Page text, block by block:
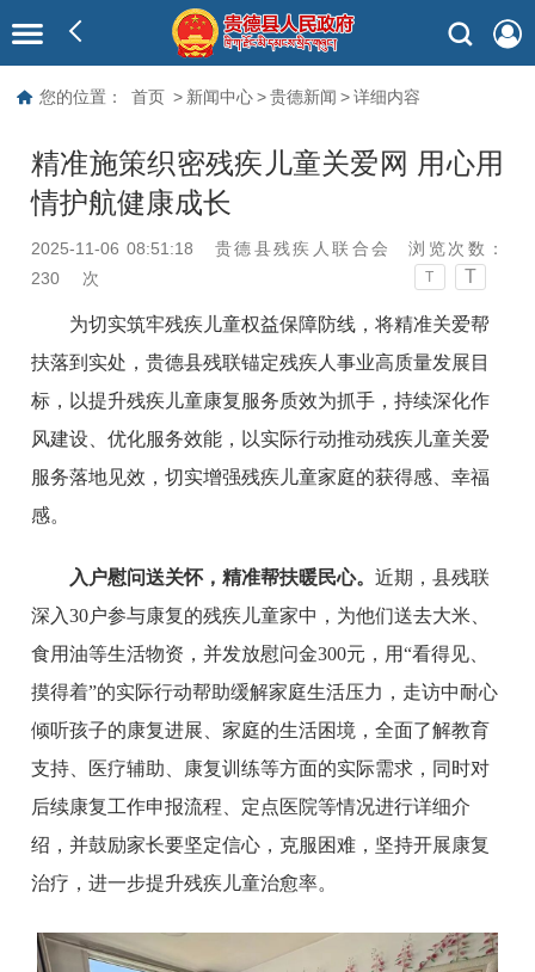
您的位置： 首页 > 新闻中心 > 贵德新闻 > 详细内容
精准施策织密残疾儿童关爱网 用心用
情护航健康成长
2025-11-06 08:51:18 贵德县残疾人联合会
浏览次数：
230
次 T T
为切实筑牢残疾儿童权益保障防线，将精准关爱帮
扶落到实处，贵德县残联锚定残疾人事业高质量发展目
标，以提升残疾儿童康复服务质效为抓手，持续深化作
风建设、优化服务效能，以实际行动推动残疾儿童关爱
服务落地见效，切实增强残疾儿童家庭的获得感、幸福
感。
入户慰问送关怀，精准帮扶暖民心。近期，县残联
深入30户参与康复的残疾儿童家中，为他们送去大米、
食用油等生活物资，并发放慰问金300元，用“看得见、
摸得着”的实际行动帮助缓解家庭生活压力，走访中耐心
倾听孩子的康复进展、家庭的生活困境，全面了解教育
支持、医疗辅助、康复训练等方面的实际需求，同时对
后续康复工作申报流程、定点医院等情况进行详细介
绍，并鼓励家长要坚定信心，克服困难，坚持开展康复
治疗，进一步提升残疾儿童治愈率。